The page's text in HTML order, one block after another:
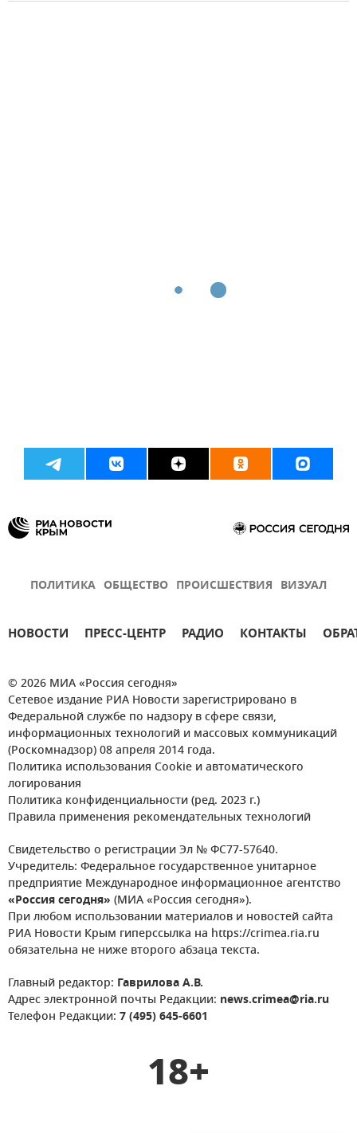
ПОЛИТИКА ОБЩЕСТВО ПРОИСШЕСТВИЯ ВИЗУАЛ
НОВОСТИ ПРЕСС-ЦЕНТР РАДИО КОНТАКТЫ
© 2026 МИА «Россия сегодня»
Сетевое издание РИА Новости зарегистрировано в
Федеральной службе по надзору в сфере связи,
информационных технологий и массовых коммуникаций
(Роскомнадзор) 08 апреля 2014 года.
Политика использования Cookie и автоматического
логирования
Политика конфиденциальности (ред. 2023 г.)
Правила применения рекомендательных технологий
Свидетельство о регистрации Эл № ФС77-57640.
Учредитель: Федеральное государственное унитарное
предприятие Международное информационное агентство
«Россия сегодня» (МИА «Россия сегодня»).
При любом использовании материалов и новостей сайта
РИА Новости Крым гиперссылка на https://crimea.ria.ru
обязательна не ниже второго абзаца текста.
Главный редактор: Гаврилова А.В.
Адрес электронной почты Редакции: news.crimea@ria.ru
Телефон Редакции: 7 (495) 645-6601
18+